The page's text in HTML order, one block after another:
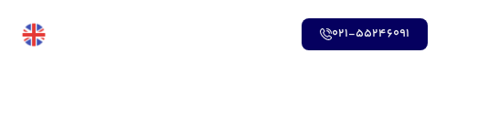
021-55246091